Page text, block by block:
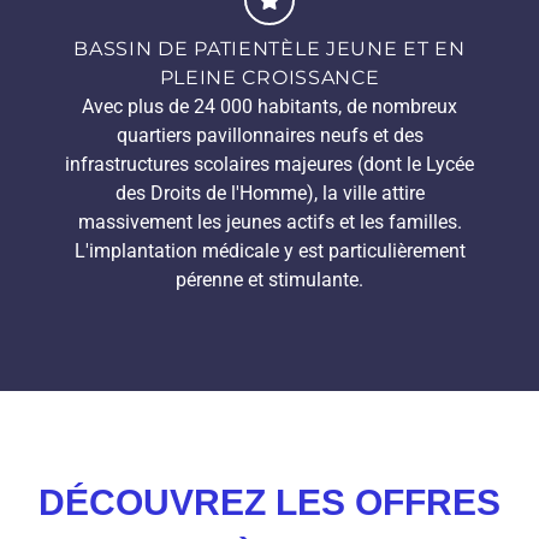
BASSIN DE PATIENTÈLE JEUNE ET EN
PLEINE CROISSANCE
Avec plus de 24 000 habitants, de nombreux
quartiers pavillonnaires neufs et des
infrastructures scolaires majeures (dont le Lycée
des Droits de l'Homme), la ville attire
massivement les jeunes actifs et les familles.
L'implantation médicale y est particulièrement
pérenne et stimulante.
DÉCOUVREZ LES OFFRES